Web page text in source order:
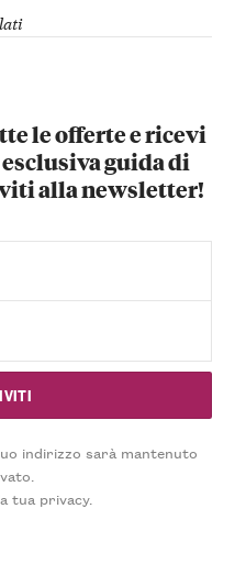
le offerte e ricevi
guida di
alla newsletter!
indirizzo sarà mantenuto
tua privacy.